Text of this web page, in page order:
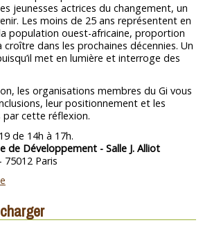
jeunesses actrices du changement, un
Les moins de 25 ans représentent en
population ouest-africaine, proportion
dans les prochaines décennies. Un
met en lumière et interroge des
les organisations membres du Gi vous
leur positionnement et les
cette réflexion.
de 14h à 17h.
de Développement - Salle J. Alliot
75012 Paris